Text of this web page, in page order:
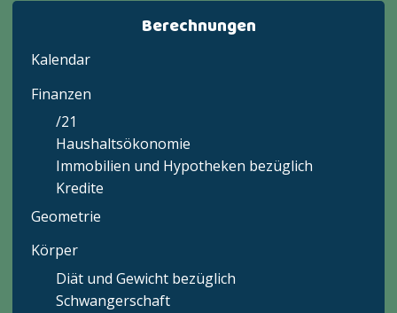
Berechnungen
Kalendar
Finanzen
/21
Haushaltsökonomie
Immobilien und Hypotheken bezüglich
Kredite
Geometrie
Körper
Diät und Gewicht bezüglich
Schwangerschaft